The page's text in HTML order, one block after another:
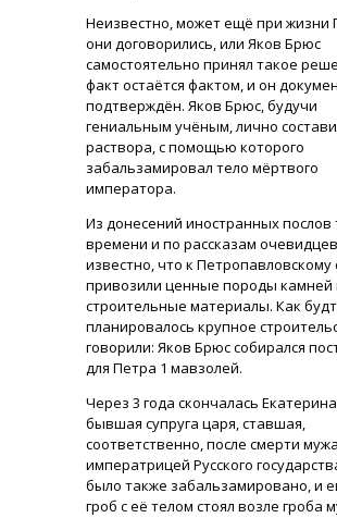
Неизвестно, может ещё при жизни
они договорились, или Яков Брюс
самостоятельно принял такое
факт остаётся фактом, и он
подтверждён. Яков Брюс, будучи
гениальным учёным, лично
раствора, с помощью которого
забальзамировал тело мёртвого
императора.
Из донесений иностранных послов
времени и по рассказам очевидцев
известно, что к Петропавловскому
привозили ценные породы камней
строительные материалы. Как
планировалось крупное
говорили: Яков Брюс собирался
для Петра 1 мавзолей.
Через 3 года скончалась
бывшая супруга царя, ставшая,
соответственно, после смерти мужа
императрицей Русского
было также забальзамировано, и
гроб с её телом стоял возле гроба